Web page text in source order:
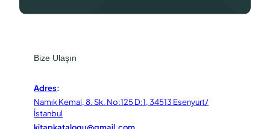
Bize Ulaşın
Adres:
Namık Kemal, 8. Sk. No:125 D:1, 34513 Esenyurt/
İstanbul